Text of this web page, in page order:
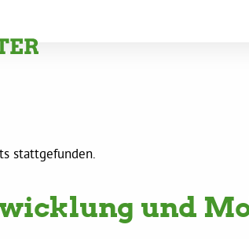
stattgefunden.
und